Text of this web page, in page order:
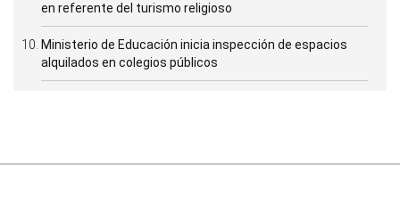
en referente del turismo religioso
Ministerio de Educación inicia inspección de espacios
alquilados en colegios públicos